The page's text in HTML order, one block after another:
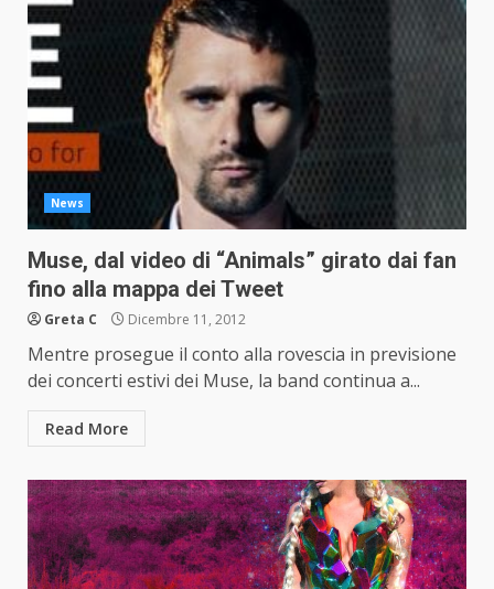
News
Muse, dal video di “Animals” girato dai fan
fino alla mappa dei Tweet
Greta C Dicembre 11, 2012
Mentre prosegue il conto alla rovescia in previsione
dei concerti estivi dei Muse, la band continua a...
Read More